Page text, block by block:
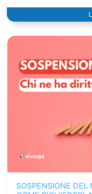
SOSPENSIONE